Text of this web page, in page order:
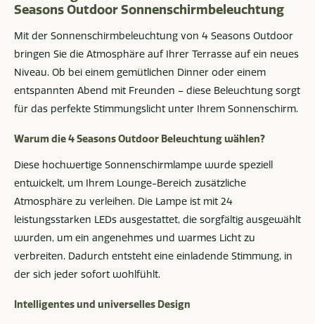
Seasons Outdoor Sonnenschirmbeleuchtung
Mit der Sonnenschirmbeleuchtung von 4 Seasons Outdoor
bringen Sie die Atmosphäre auf Ihrer Terrasse auf ein neues
Niveau. Ob bei einem gemütlichen Dinner oder einem
entspannten Abend mit Freunden – diese Beleuchtung sorgt
für das perfekte Stimmungslicht unter Ihrem Sonnenschirm.
Warum die 4 Seasons Outdoor Beleuchtung wählen?
Diese hochwertige Sonnenschirmlampe wurde speziell
entwickelt, um Ihrem Lounge-Bereich zusätzliche
Atmosphäre zu verleihen. Die Lampe ist mit 24
leistungsstarken LEDs ausgestattet, die sorgfältig ausgewählt
wurden, um ein angenehmes und warmes Licht zu
verbreiten. Dadurch entsteht eine einladende Stimmung, in
der sich jeder sofort wohlfühlt.
Intelligentes und universelles Design